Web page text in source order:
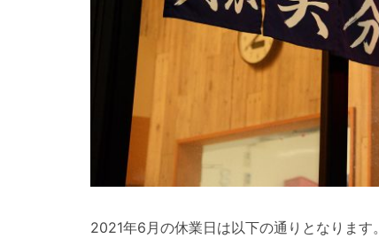
2021年6月の休業日は以下の通りとなります。